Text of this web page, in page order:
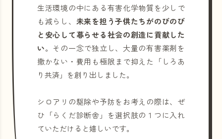
生活環境の中にある有害化学物質を少しで
も減らし、 未来を担う子供たちがのびのび
と安心して暮らせる社会の創造に貢献した
い。その一念で独立し、大量の有害薬剤を
撒かない・費用も極限まで抑えた「しろあ
り共済」を創り出しました。
シロアリの駆除や予防をお考えの際は、ぜ
ひ「らくだ診断舎」を選択肢の１つに入れ
ていただけると嬉しいです。